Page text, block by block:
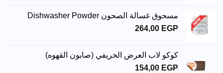
مسحوق غسالة الصحون Dishwasher Powder
264,00 EGP
كوكو لاب العرض الخريفي (صابون القهوه)
154,00 EGP